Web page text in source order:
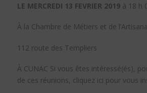
LE MERCREDI 13 FEVRIER 2019à 18 h
À la Chambre de Métiers et de
112 route des Templiers
À CUNAC Si vous êtes intéressé(és),
de ces réunions, cliquez ici pour vous